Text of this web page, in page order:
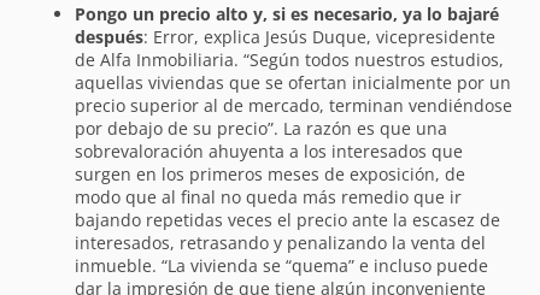
Pongo un precio alto y, si es necesario, ya lo bajaré
después: Error, explica Jesús Duque, vicepresidente
de Alfa Inmobiliaria. “Según todos nuestros estudios,
aquellas viviendas que se ofertan inicialmente por un
precio superior al de mercado, terminan vendiéndose
por debajo de su precio”. La razón es que una
sobrevaloración ahuyenta a los interesados que
surgen en los primeros meses de exposición, de
modo que al final no queda más remedio que ir
bajando repetidas veces el precio ante la escasez de
interesados, retrasando y penalizando la venta del
inmueble. “La vivienda se “quema” e incluso puede
dar la impresión de que tiene algún inconveniente